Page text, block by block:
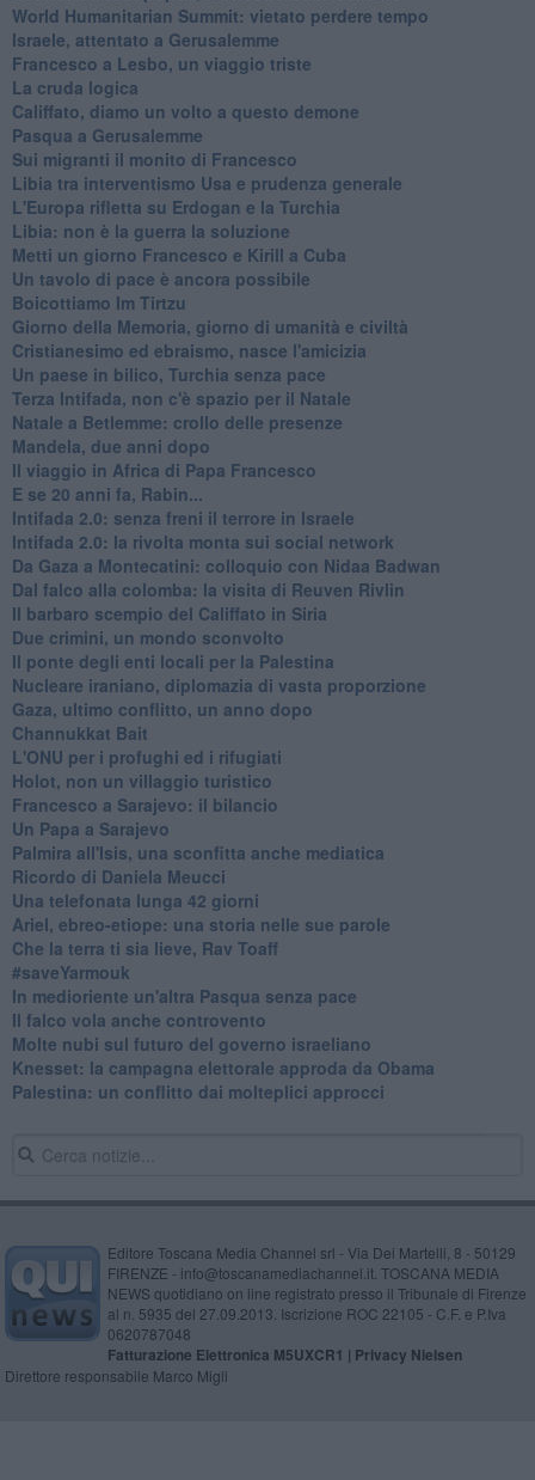
World Humanitarian Summit: vietato perdere tempo
Israele, attentato a Gerusalemme
Francesco a Lesbo, un viaggio triste
La cruda logica
Califfato, diamo un volto a questo demone
Pasqua a Gerusalemme
Sui migranti il monito di Francesco
Libia tra interventismo Usa e prudenza generale
L'Europa rifletta su Erdogan e la Turchia
Libia: non è la guerra la soluzione
Metti un giorno Francesco e Kirill a Cuba
Un tavolo di pace è ancora possibile
Boicottiamo Im Tirtzu
Giorno della Memoria, giorno di umanità e civiltà
Cristianesimo ed ebraismo, nasce l'amicizia
Un paese in bilico, Turchia senza pace
Terza Intifada, non c'è spazio per il Natale
Natale a Betlemme: crollo delle presenze
Mandela, due anni dopo
Il viaggio in Africa di Papa Francesco
E se 20 anni fa, Rabin...
Intifada 2.0: senza freni il terrore in Israele
Intifada 2.0: la rivolta monta sui social network
Da Gaza a Montecatini: colloquio con Nidaa Badwan
Dal falco alla colomba: la visita di Reuven Rivlin
Il barbaro scempio del Califfato in Siria
Due crimini, un mondo sconvolto
Il ponte degli enti locali per la Palestina
Nucleare iraniano, diplomazia di vasta proporzione
Gaza, ultimo conflitto, un anno dopo
Channukkat Bait
L'ONU per i profughi ed i rifugiati
Holot, non un villaggio turistico
Francesco a Sarajevo: il bilancio
Un Papa a Sarajevo
Palmira all'Isis, una sconfitta anche mediatica
Ricordo di Daniela Meucci
​Una telefonata lunga 42 giorni
​Ariel, ebreo-etiope: una storia nelle sue parole
Che la terra ti sia lieve, Rav Toaff
​#saveYarmouk
​In medioriente un'altra Pasqua senza pace
​Il falco vola anche controvento
Molte nubi sul futuro del governo israeliano
Knesset: la campagna elettorale approda da Obama
Palestina: un conflitto dai molteplici approcci
Editore Toscana Media Channel srl - Via Dei Martelli, 8 - 50129
FIRENZE - info@toscanamediachannel.it. TOSCANA MEDIA
NEWS quotidiano on line registrato presso il Tribunale di Firenze
al n. 5935 del 27.09.2013. Iscrizione ROC 22105 - C.F. e P.Iva
0620787048
Fatturazione Elettronica M5UXCR1 | Privacy Nielsen
Direttore responsabile Marco Migli